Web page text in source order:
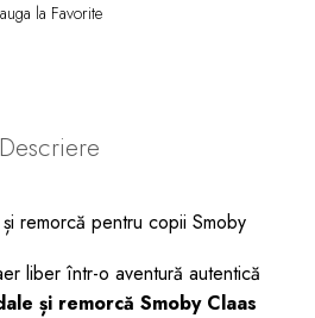
la Favorite
Descriere
remorcă pentru copii Smoby
liber într-o aventură autentică
și remorcă Smoby Claas